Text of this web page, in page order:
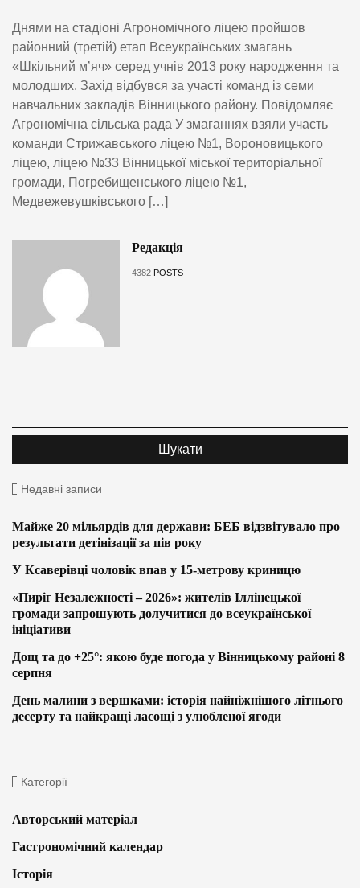
Днями на стадіоні Агрономічного ліцею пройшов
районний (третій) етап Всеукраїнських змагань
«Шкільний мʼяч» серед учнів 2013 року народження та
молодших. Захід відбувся за участі команд із семи
навчальних закладів Вінницького району. Повідомляє
Агрономічна сільська рада У змаганнях взяли участь
команди Стрижавського ліцею №1, Вороновицького
ліцею, ліцею №33 Вінницької міської територіальної
громади, Погребищенського ліцею №1,
Медвежевушківського […]
Редакція
4382 POSTS
Недавні записи
Майже 20 мільярдів для держави: БЕБ відзвітувало про
результати детінізації за пів року
У Ксаверівці чоловік впав у 15-метрову криницю
«Пиріг Незалежності – 2026»: жителів Іллінецької
громади запрошують долучитися до всеукраїнської
ініціативи
Дощ та до +25°: якою буде погода у Вінницькому районі 8
серпня
День малини з вершками: історія найніжнішого літнього
десерту та найкращі ласощі з улюбленої ягоди
Категорії
Авторський матеріал
Гастрономічний календар
Історія